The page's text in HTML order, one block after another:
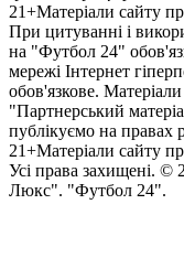
21+Матеріали сайту
При цитуванні і
на "Футбол 24"
мережі Інтернет
обов'язкове.
"Партнерський
публікуємо на правах
21+Матеріали сайту
Усi права захищенi. ©
Люкс". "Футбол 24".